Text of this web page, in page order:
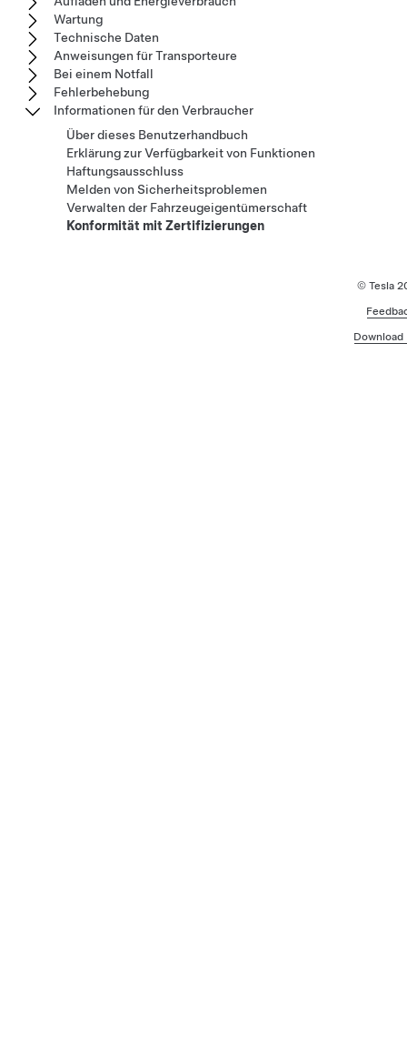
Wartung
Technische Daten
Anweisungen für Transporteure
Bei einem Notfall
Fehlerbehebung
Informationen für den Verbraucher
Über dieses Benutzerhandbuch
Erklärung zur Verfügbarkeit von Funktionen
Haftungsausschluss
Melden von Sicherheitsproblemen
Verwalten der Fahrzeugeigentümerschaft
Konformität mit Zertifizierungen
© Tesla
Download